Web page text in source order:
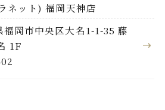
ネット) 福岡天神店
岡市中央区大名1-1-35 藤
1F